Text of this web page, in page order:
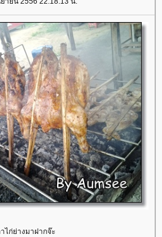
าไก่ย่างมาฝากจ๊ะ